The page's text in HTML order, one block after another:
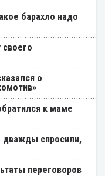
барахло надо
о
к маме
дважды спросили,
переговоров